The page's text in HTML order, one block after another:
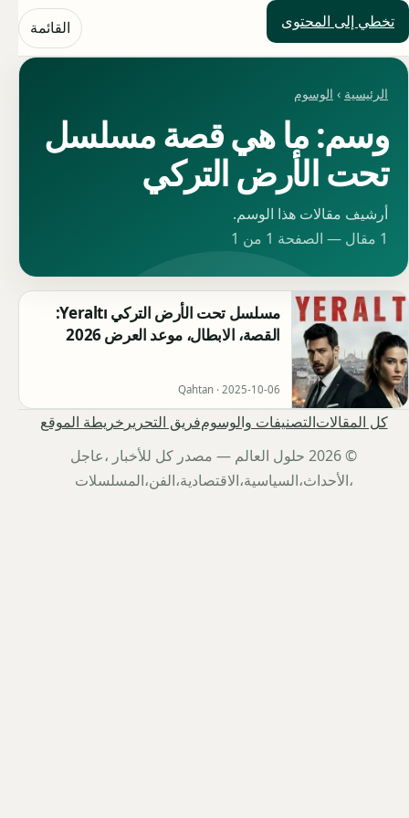
تخطي إلى المحتوى
حلول العالم القائمة
الرئيسية › الوسوم
وسم: ما هي قصة مسلسل
تحت الأرض التركي
أرشيف مقالات هذا الوسم.
1 مقال — الصفحة 1 من 1
مسلسل تحت الأرض التركي Yeraltı:
القصة، الابطال، موعد العرض 2026
Qahtan · 2025-10-06
كل المقالاتالتصنيفات والوسومفريق التحرير خريطة الموقع
© 2026 حلول العالم — مصدر كل للأخبار ،عاجل
،الأحداث،السياسية،الاقتصادية،الفن،المسلسلات